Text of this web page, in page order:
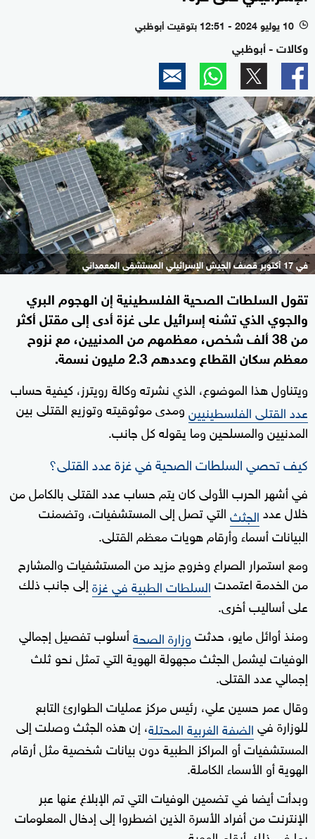
l 10 يوليو 2024 - 12:51 بتوقيت أبوظبي
وكالات - أبوظبي
في 17 أكتوبر قصف الجيش الإسرائيلي المستشفى المعمداني
تقول السلطات الصحية الفلسطينية إن الهجوم البري
والجوي الذي تشنه إسرائيل على غزة أدى إلى مقتل أكثر
من 38 ألف شخص، معظمهم من المدنيين، مع نزوح
معظم سكان القطاع وعددهم 2.3 مليون نسمة.
ويتناول هذا الموضوع، الذي نشرته وكالة رويترز، كيفية حساب
عدد القتلى الفلسطينيينومدى موثوقيته وتوزيع القتلى بين
المدنيين والمسلحين وما يقوله كل جانب.
كيف تحصي السلطات الصحية في غزة عدد القتلى؟
في أشهر الحرب الأولى كان يتم حساب عدد القتلى بالكامل من
خلال عددالجثثالتي تصل إلى المستشفيات، وتضمنت
البيانات أسماء وأرقام هويات معظم القتلى.
ومع استمرار الصراع وخروج مزيد من المستشفيات والمشارح
من الخدمة اعتمدتالسلطات الطبية في غزةإلى جانب ذلك
على أساليب أخرى.
ومنذ أوائل مايو، حدثتوزارة الصحةأسلوب تفصيل إجمالي
الوفيات ليشمل الجثث مجهولة الهوية التي تمثل نحو ثلث
إجمالي عدد القتلى.
وقال عمر حسين علي، رئيس مركز عمليات الطوارئ التابع
للوزارة فيالضفة الغربية المحتلة، إن هذه الجثث وصلت إلى
المستشفيات أو المراكز الطبية دون بيانات شخصية مثل أرقام
الهوية أو الأسماء الكاملة.
وبدأت أيضا في تضمين الوفيات التي تم الإبلاغ عنها عبر
الإنترنت من أفراد الأسرة الذين اضطروا إلى إدخال المعلومات